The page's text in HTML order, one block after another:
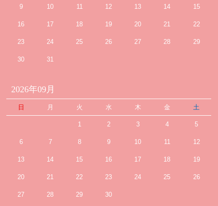
9 10 11 12 13 14 15
16 17 18 19 20 21 22
23 24 25 26 27 28 29
30 31
2026年09月
日 月 火 水 木 金 土
1 2 3 4 5
6 7 8 9 10 11 12
13 14 15 16 17 18 19
20 21 22 23 24 25 26
27 28 29 30